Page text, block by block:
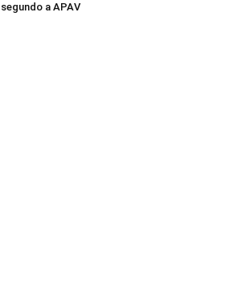
segundo a APAV